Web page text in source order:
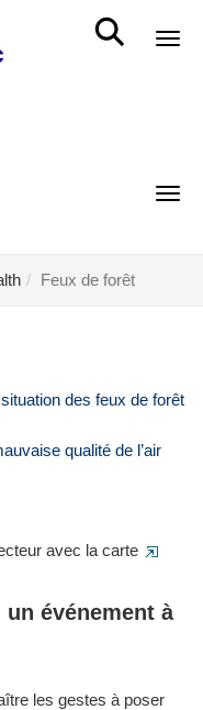
Feux de forêt
des feux de forêt
qualité de l’air
avec la carte
événement à
les gestes à poser